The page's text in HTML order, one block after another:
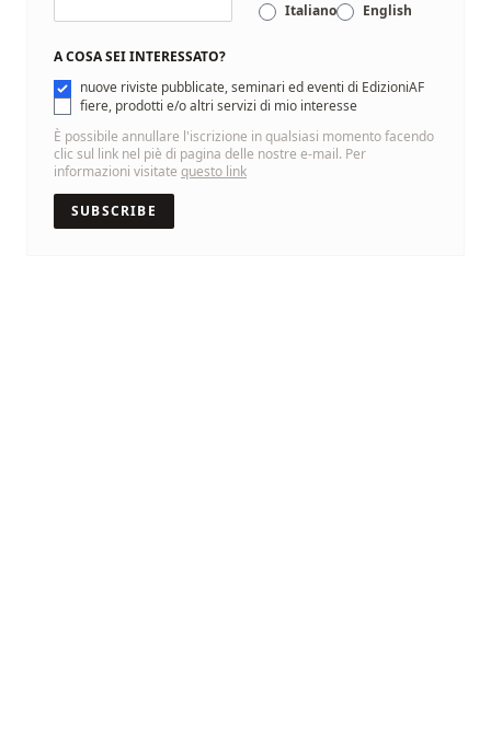
Italiano
English
A COSA SEI INTERESSATO?
nuove riviste pubblicate, seminari ed eventi di EdizioniAF
fiere, prodotti e/o altri servizi di mio interesse
È possibile annullare l'iscrizione in qualsiasi momento facendo
clic sul link nel piè di pagina delle nostre e-mail. Per
informazioni visitate questo link